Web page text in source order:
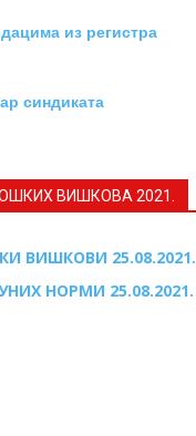
из регистра
синдиката
ВИШКОВА 2021.
ВИШКОВИ 25.08.2021.
НОРМИ 25.08.2021.